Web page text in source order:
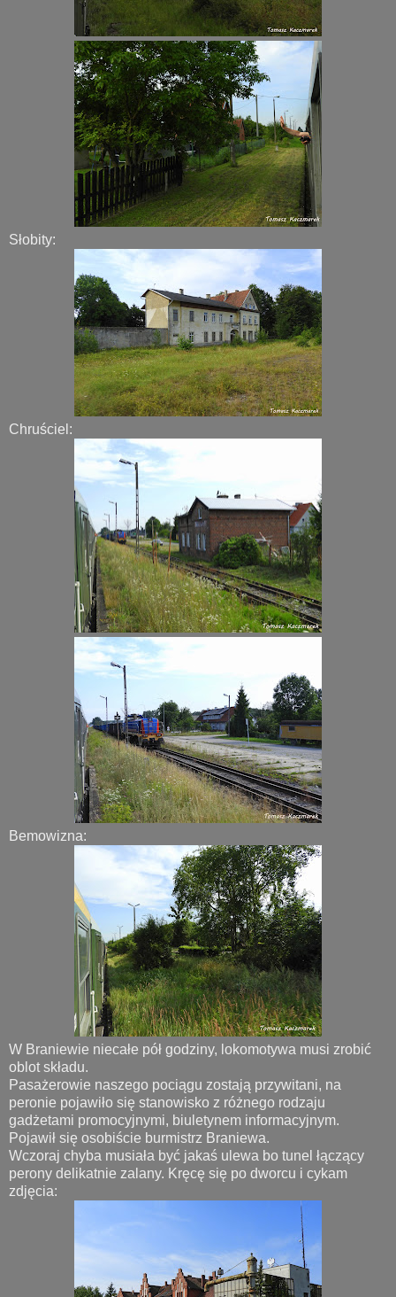
Słobity:
Chruściel:
Bemowizna:
W Braniewie niecałe pół godziny, lokomotywa musi zrobić
oblot składu.
Pasażerowie naszego pociągu zostają przywitani, na
peronie pojawiło się stanowisko z różnego rodzaju
gadżetami promocyjnymi, biuletynem informacyjnym.
Pojawił się osobiście burmistrz Braniewa.
Wczoraj chyba musiała być jakaś ulewa bo tunel łączący
perony delikatnie zalany. Kręcę się po dworcu i cykam
zdjęcia: